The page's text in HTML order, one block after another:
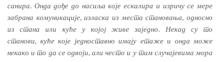
санира. Онда дође до насиља које ескалира и изричу се мере
забрана комуникације, изласка из места становања, односно
из стана или куће у којој живе заједно. Некад су то
станови, куће које једноставно имају етаже и онда може
некако и то да се одвоји, али често и у тим случајевима мора